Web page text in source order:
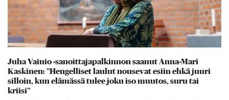
Juha Vainio -sanoittajapalkinnon saanut Anna-Mari
Kaskinen: ”Hengelliset laulut nousevat esiin ehkä juuri
silloin, kun elämässä tulee joku iso muutos, suru tai
kriisi”